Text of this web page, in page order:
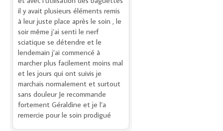
il y avait plusieurs éléments remis
à leur juste place après le soin , le
soir même j’ai senti le nerf
sciatique se détendre et le
lendemain j’ai commencé à
marcher plus facilement moins mal
et les jours qui ont suivis je
marchais normalement et surtout
sans douleur Je recommande
fortement Géraldine et je l’a
remercie pour le soin prodigué